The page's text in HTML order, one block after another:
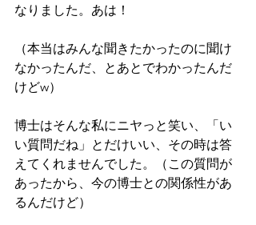
なりました。あは！
（本当はみんな聞きたかったのに聞け
なかったんだ、とあとでわかったんだ
けどw）
博士はそんな私にニヤっと笑い、「い
い質問だね」とだけいい、その時は答
えてくれませんでした。（この質問が
あったから、今の博士との関係性があ
るんだけど）